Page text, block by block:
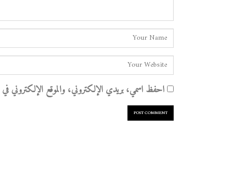
احفظ اسمي، بريدي الإلكتروني، والموقع الإلكتروني في